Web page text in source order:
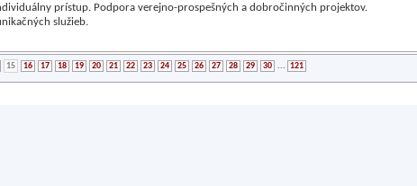
prístup. Podpora verejno-prospešných a dobročinných projektov.
služieb.
15 16 17 18 19 20 21 22 23 24 25 26 27 28 29 30 ... 121